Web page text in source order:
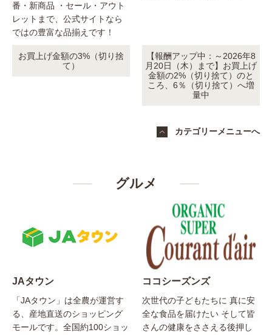
番・新商品 ・セール・アウト
レットまで、公式サイトなら
ではの豊富な品揃えです！
お買上げ金額の3%（切り捨
て）
【報酬アップ中：～2026年8
月20日（木）まで】お買上げ
金額の2%（切り捨て）のと
ころ、6％（切り捨て）へ増
量中
カテゴリーメニューへ
グルメ
JAタウン
「JAタウン」は全農が運営す
る、産地直送のショッピング
モールです。全国約100ショッ
ココシーズンズ
次世代の子どもたちに 真に安
全な食品を届けたい そして皆
さんの健康をささえる後押し